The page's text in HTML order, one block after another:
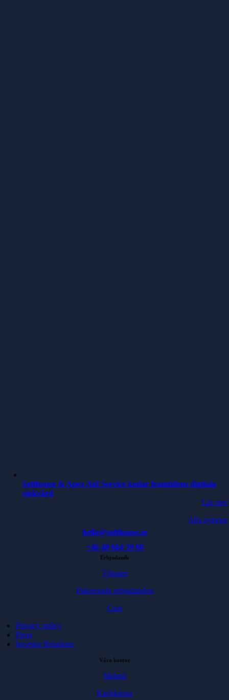
Softhouse & Apex Aid Service kodar framtidens digitala
sjukvård
Läs mer
Alla nyheter
hello@softhouse.se
+46 40 664 39 00
Erbjudande
Tjänster
Paketerade erbjudanden
Case
Privacy policy
Press
Investor Relations
Våra kontor
Malmö
Karlskrona